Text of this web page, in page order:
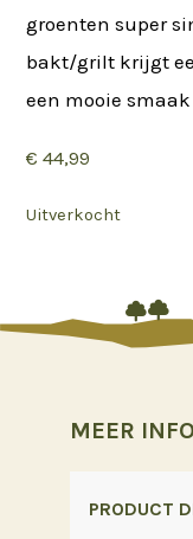
groenten super
bakt/grilt krijgt
een mooie
€ 44,99
Uitverkocht

MEER
PRODUCT